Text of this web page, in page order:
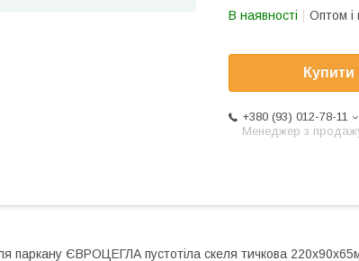
В наявності Оптом і
Купити
+380 (93) 012-78-11
Менеджер з
паркану ЄВРОЦЕГЛА пустотіла скеля тичкова